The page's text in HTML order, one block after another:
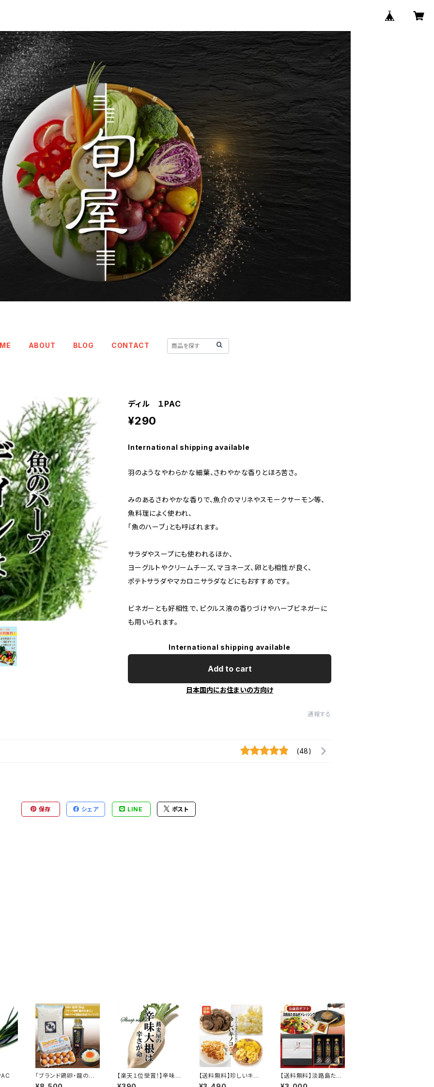
ABOUT BLOG CONTACT
ディル １PAC
¥290
International shipping available
羽のようなやわらかな細葉、さわやかな香りとほろ苦さ。
みのあるさわやかな香りで、魚介のマリネやスモークサーモン等、
魚料理によく使われ、
「魚のハーブ」とも呼ばれます。
サラダやスープにも使われるほか、
ヨーグルトやクリームチーズ、マヨネーズ、卵とも相性が良く、
ポテトサラダやマカロニサラダなどにもおすすめです。
ビネガーとも好相性で、ピクルス液の香りづけやハーブビネガーに
も用いられます。
International shipping available
Add to cart
日本国内にお住まいの方向け
通報する
(48)
保存 シェア LINE ポスト
「ブランド鶏卵・龍のた
まご（10個）」・「米（5k
【楽天１位受賞！】辛味大
根 1本 約250g前後
【送料無料】珍しいキノ
コセット5品セット
【送料無料】淡路島たま
ねぎドレッシングギフト